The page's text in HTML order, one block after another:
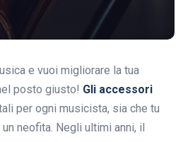
e vuoi migliorare la tua
posto giusto! Gli accessori
per ogni musicista, sia che tu
neofita. Negli ultimi anni, il